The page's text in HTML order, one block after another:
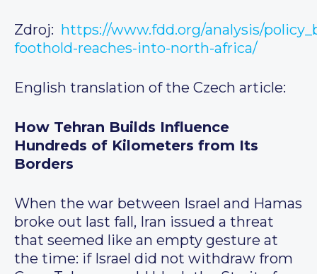
Zdroj: https://www.fdd.org/analysis/
foothold-reaches-into-north-africa/
English translation of the Czech article:
How Tehran Builds Influence
Hundreds of Kilometers from Its
Borders
When the war between Israel and Hamas
broke out last fall, Iran issued a threat
that seemed like an empty gesture at
the time: if Israel did not withdraw from